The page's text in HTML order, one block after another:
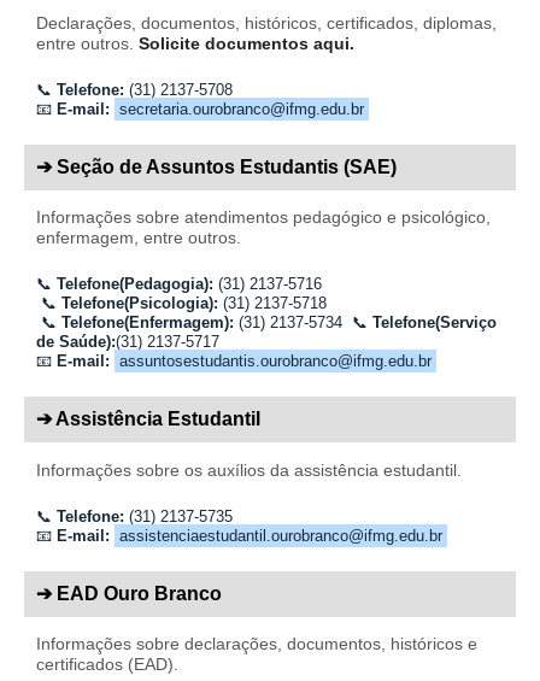
Declarações, documentos, históricos, certificados, diplomas,
entre outros. Solicite documentos aqui.
📞 Telefone: (31) 2137-5708
📧 E-mail: secretaria.ourobranco@ifmg.edu.br
➔ Seção de Assuntos Estudantis (SAE)
Informações sobre atendimentos pedagógico e psicológico,
enfermagem, entre outros.
📞 Telefone(Pedagogia): (31) 2137-5716
📞 Telefone(Psicologia): (31) 2137-5718
📞 Telefone(Enfermagem): (31) 2137-5734 📞 Telefone(Serviço
de Saúde):(31) 2137-5717
📧 E-mail: assuntosestudantis.ourobranco@ifmg.edu.br
➔ Assistência Estudantil
Informações sobre os auxílios da assistência estudantil.
📞 Telefone: (31) 2137-5735
📧 E-mail: assistenciaestudantil.ourobranco@ifmg.edu.br
➔ EAD Ouro Branco
Informações sobre declarações, documentos, históricos e
certificados (EAD).